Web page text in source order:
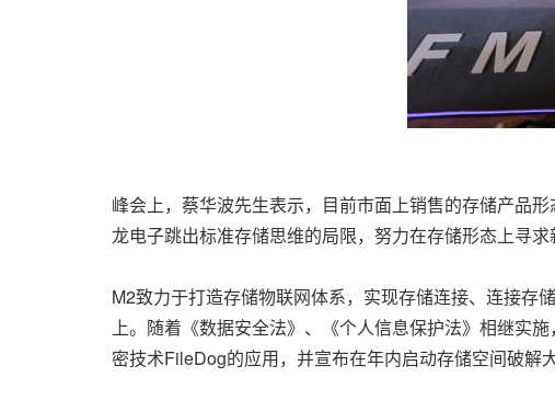
峰会上，蔡华波先生表示，目前市面上销售的存储产品
龙电子跳出标准存储思维的局限，努力在存储形态上寻
M2致力于打造存储物联网体系，实现存储连接、连接存
上。随着《数据安全法》、《个人信息保护法》相继实
密技术FileDog的应用，并宣布在年内启动存储空间破解